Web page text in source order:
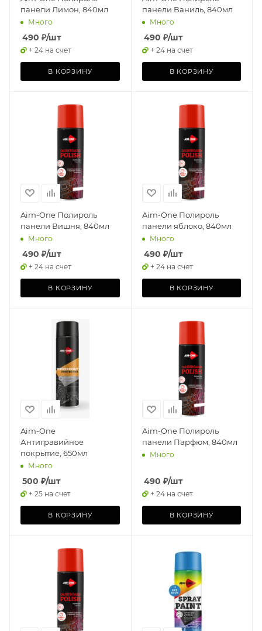
панели Лимон, 840мл
Много
490 ₽/шт
+ 24 на счет
В КОРЗИНУ
панели Ваниль, 840мл
Много
490 ₽/шт
+ 24 на счет
В КОРЗИНУ
Aim-One Полироль
панели Вишня, 840мл
Много
490 ₽/шт
+ 24 на счет
В КОРЗИНУ
Aim-One Полироль
панели яблоко, 840мл
Много
490 ₽/шт
+ 24 на счет
В КОРЗИНУ
Aim-One
Антигравийное
покрытие, 650мл
Много
500 ₽/шт
+ 25 на счет
В КОРЗИНУ
Aim-One Полироль
панели Парфюм, 840мл
Много
490 ₽/шт
+ 24 на счет
В КОРЗИНУ